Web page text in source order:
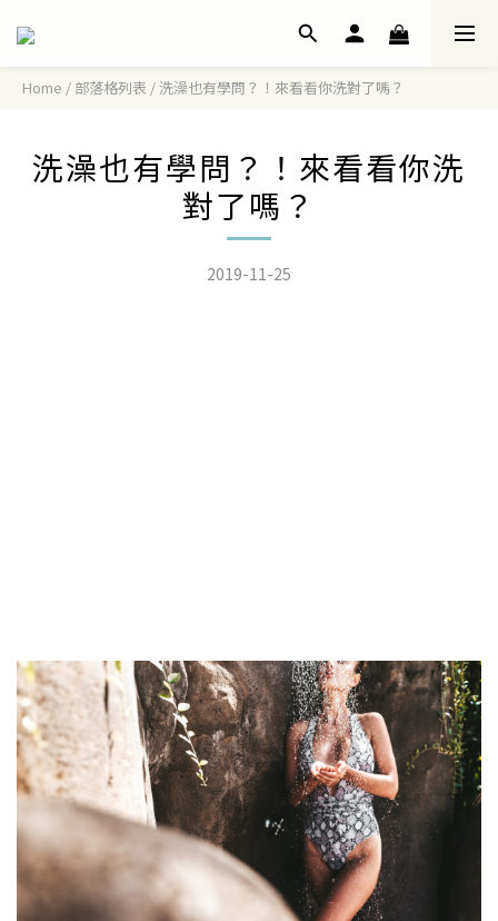
Home / 部落格列表 /洗澡也有學問？！來看看你洗對了嗎？
洗澡也有學問？！來看看你洗
對了嗎？
2019-11-25